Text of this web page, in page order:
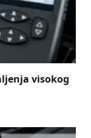
visokog